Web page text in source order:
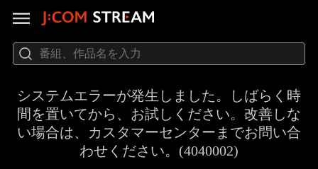
システムエラーが発生しました。しばらく時
間を置いてから、お試しください。改善しな
い場合は、カスタマーセンターまでお問い合
わせください。(4040002)